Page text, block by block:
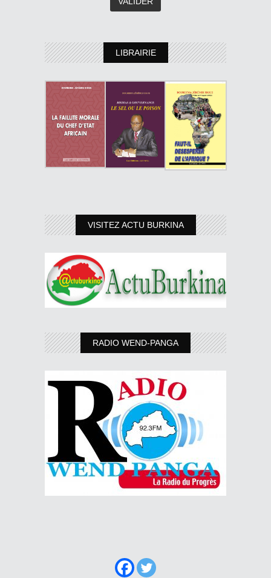
LIBRAIRIE
VISITEZ ACTU BURKINA
RADIO WEND-PANGA